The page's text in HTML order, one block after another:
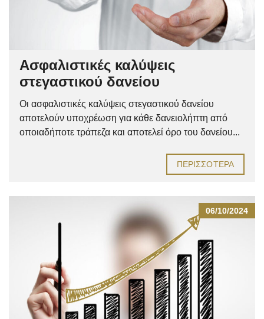
Ασφαλιστικές καλύψεις
στεγαστικού δανείου
Οι ασφαλιστικές καλύψεις στεγαστικού δανείου
αποτελούν υποχρέωση για κάθε δανειολήπτη από
οποιαδήποτε τράπεζα και αποτελεί όρο του δανείου...
ΠΕΡΙΣΣΌΤΕΡΑ
06/10/2024